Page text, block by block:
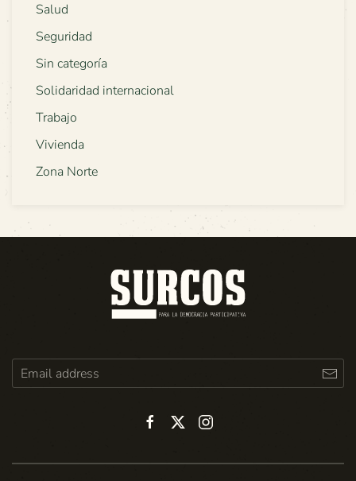
Salud
Seguridad
Sin categoría
Solidaridad internacional
Trabajo
Vivienda
Zona Norte